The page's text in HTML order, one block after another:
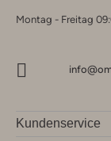
Montag - Freitag
Kundenservice